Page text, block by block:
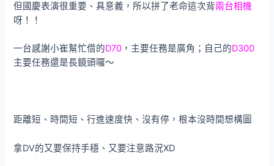
但國慶表演很重要、具意義，所以拼了老命這次背兩台相機
呀！！
一台感謝小崔幫忙借的D70 ，主要任務是廣角；自己的D300
主要任務還是長鏡頭囉～
距離短、時間短、行進速度快、沒有停，根本沒時間想構圖
拿DV的又要保持手穩、又要注意路況XD